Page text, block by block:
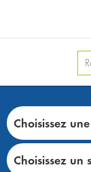
Choisissez
Choisissez un